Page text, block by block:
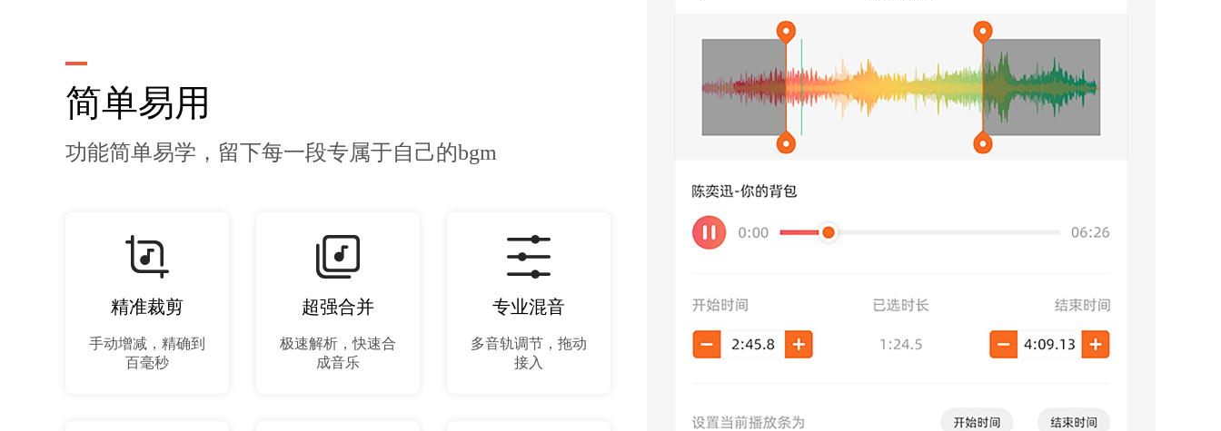
简单易用
功能简单易学，留下每一段专属于自己的bgm
精准裁剪
手动增减，精确到
百毫秒
超强合并
极速解析，快速合
成音乐
专业混音
多音轨调节，拖动
接入